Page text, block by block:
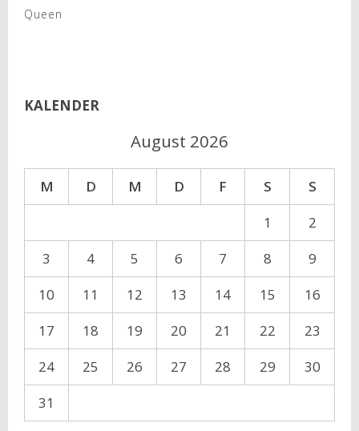
Queen
KALENDER
August 2026
M D M D F S
S
1
2
3
4 5 6 7 8
9
10
11 12 13 14 15
16
17
18 19 20 21 22
23
24
25 26 27 28 29
30
31